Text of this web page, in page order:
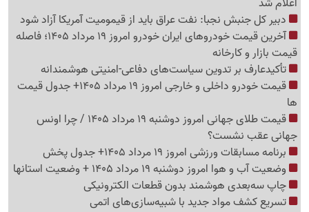
دبیر کل جنبش نجبا: نفت عراق باید از قیمومیت آمریکا آزاد شود
آخرین قیمت خودروهای ایران خودرو امروز 19 مرداد 1405؛ فاصله
قیمت بازار و کارخانه
تأکیدعارف بر تدوین سیاست‌های دفاعی-امنیتی هوشمندانه
قیمت خودرو داخلی و خارجی امروز 19 مرداد 1405+ جدول قیمت
ها
قیمت طلای جهانی امروز دوشنبه 19 مرداد 1405 / چرا اونس
جهانی عقب نشست؟
برنامه مسابقات ورزشی امروز 19 مرداد 1405+ جدول پخش
وضعیت آب و هوا امروز دوشنبه 19 مرداد 1405 + وضعیت استانها
چاپ سه‌بعدی هوشمند بدون قطعات الکترونیکی
تسریع کشف مواد جدید با شبیه‌سازی‌های اتمی